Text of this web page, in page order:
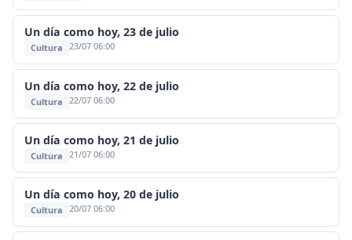
Un día como hoy, 23 de julio
Cultura 23/07 06:00
Un día como hoy, 22 de julio
Cultura 22/07 06:00
Un día como hoy, 21 de julio
Cultura 21/07 06:00
Un día como hoy, 20 de julio
Cultura 20/07 06:00